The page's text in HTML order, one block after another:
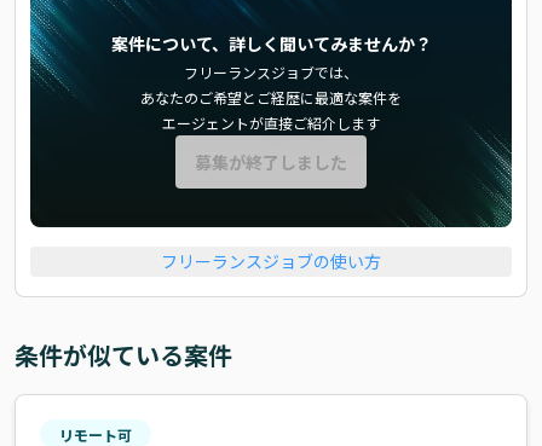
案件について、詳しく聞いてみませんか？
フリーランスジョブでは、
あなたのご希望とご経歴に最適な案件を
エージェントが直接ご紹介します
募集が終了しました
フリーランスジョブの使い方
条件が似ている案件
リモート可